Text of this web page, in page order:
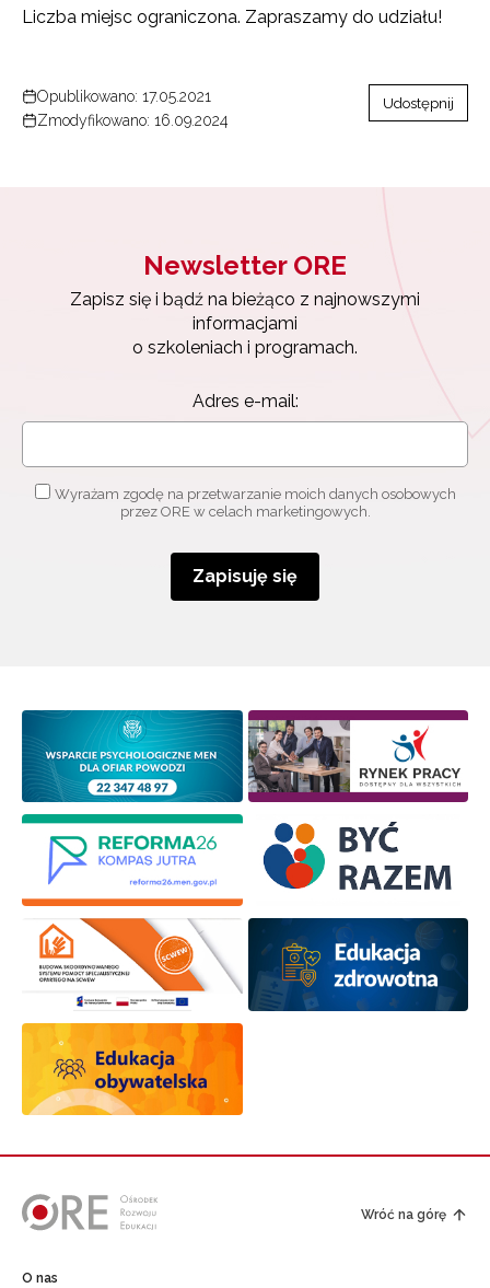
Liczba miejsc ograniczona. Zapraszamy do udziału!
Opublikowano: 17.05.2021
Zmodyfikowano: 16.09.2024
Udostępnij
Newsletter ORE
Zapisz się i bądź na bieżąco z najnowszymi
informacjami
o szkoleniach i programach.
Adres e-mail:
Wyrażam zgodę na przetwarzanie moich danych osobowych
przez ORE w celach marketingowych.
Zapisuję się
Wróć na górę
O nas